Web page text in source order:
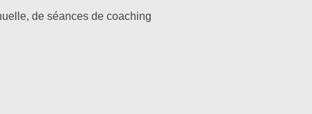
de séances de coaching